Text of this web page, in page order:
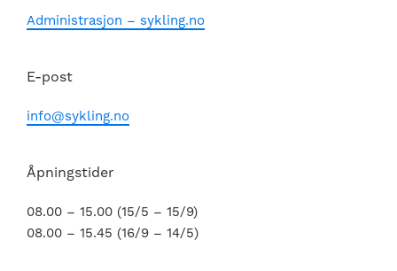
Administrasjon – sykling.no
E-post
info@sykling.no
Åpningstider
08.00 – 15.00 (15/5 – 15/9)
08.00 – 15.45 (16/9 – 14/5)